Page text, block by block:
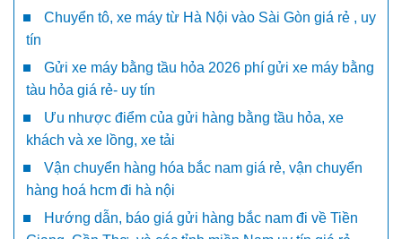
Chuyển tô, xe máy từ Hà Nội vào Sài Gòn giá rẻ , uy
tín
Gửi xe máy bằng tầu hỏa 2026 phí gửi xe máy bằng
tàu hỏa giá rẻ- uy tín
Ưu nhược điểm của gửi hàng bằng tầu hỏa, xe
khách và xe lồng, xe tải
Vận chuyển hàng hóa bắc nam giá rẻ, vận chuyển
hàng hoá hcm đi hà nội
Hướng dẫn, báo giá gửi hàng bắc nam đi về Tiền